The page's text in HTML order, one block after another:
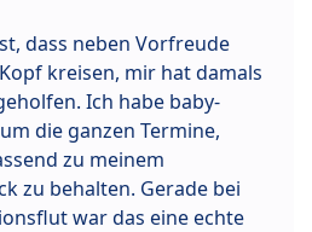
dass neben Vorfreude
kreisen, mir hat damals
Ich habe baby-
die ganzen Termine,
zu meinem
zu behalten. Gerade bei
war das eine echte